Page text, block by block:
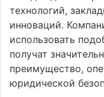
технологий,
инноваций.
использовать
получат
преимущество,
юридической